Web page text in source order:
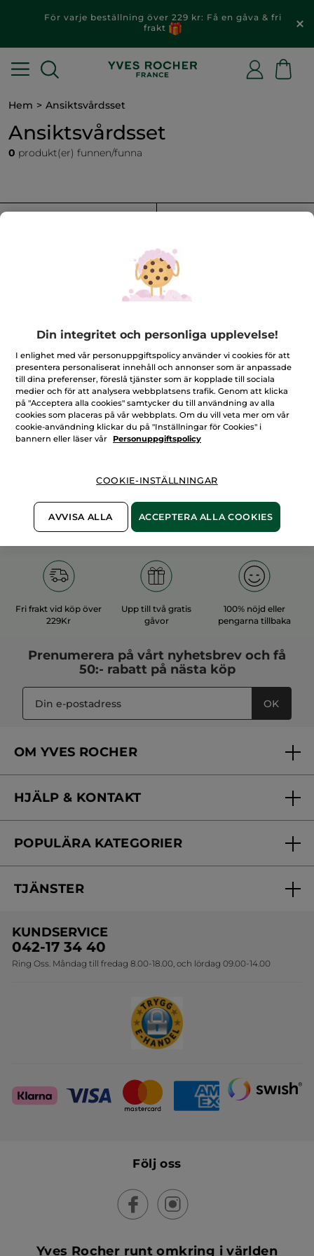
För varje beställning över 229 kr: Få en gåva & fri
frakt
Hem Ansiktsvårdsset
Ansiktsvårdsset
0 produkt(er) funnen/funna
100%vegetabiliska
ingredienser
60 hektar
ekologiska odlingar
RESESTORLEK BÄSTSÄLJARE VALENTINE_FLAG
Fri frakt vid köp över
229Kr
Upp till två gratis
gåvor
100% nöjd eller
pengarna tillbaka
Prenumerera på vårt nyhetsbrev och få
50:- rabatt på nästa köp
OK
OM YVES ROCHER
Vårt engagemang
Skönhetstips
HJÄLP & KONTAKT
Kontakta oss
Online prislista
POPULÄRA KATEGORIER
Erbjudanden
Travelsize
Sets
TJÄNSTER
Onlineprislista för postorder
KUNDSERVICE
042-17 34 40
Ring Oss. Måndag till fredag 8.00-18.00, och lördag 09.00-14.00
Följ oss
Yves Rocher runt omkring i världen
Din integritet och personliga upplevelse!
I enlighet med vår personuppgiftspolicy använder vi cookies för att
presentera personaliserat innehåll och annonser som är anpassade
till dina preferenser, föreslå tjänster som är kopplade till sociala
medier och för att analysera webbplatsens trafik. Genom att klicka
på "Acceptera alla cookies" samtycker du till användning av alla
cookies som placeras på vår webbplats. Om du vill veta mer om vår
cookie-användning klickar du på "Inställningar för Cookies" i
bannern eller läser vår
Personuppgiftspolicy
COOKIE-INSTÄLLNINGAR
AVVISA ALLA ACCEPTERA ALLA COOKIES